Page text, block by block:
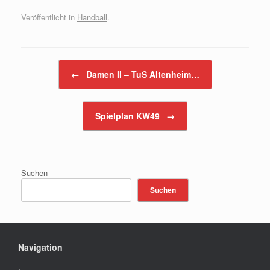
Veröffentlicht in Handball.
← Damen II – TuS Altenheim…
Spielplan KW49 →
Suchen
Suchen
Navigation